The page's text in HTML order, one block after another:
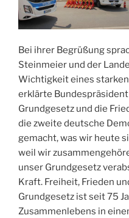
Bei ihrer Begrüßung
Steinmeier und der
Wichtigkeit eines
erklärte Bundespräsident
Grundgesetz und die
die zweite deutsche
gemacht, was wir heute
weil wir
unser Grundgesetz
Kraft. Freiheit, Frieden
Grundgesetz ist seit 75
Zusammenlebens in